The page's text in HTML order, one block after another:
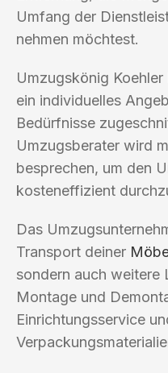
Umfang der
nehmen möchtest.
Umzugskönig
ein individuelles
Bedürfnisse
Umzugsberater wird
besprechen, um den
kosteneffizient
Das
Transport deiner
sondern auch weitere
Montage und
Einrichtungsservice